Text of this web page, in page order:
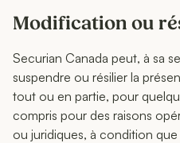
Modification ou
Securian Canada peut, à sa
suspendre ou résilier la
tout ou en partie, pour
compris pour des raisons
ou juridiques, à condition